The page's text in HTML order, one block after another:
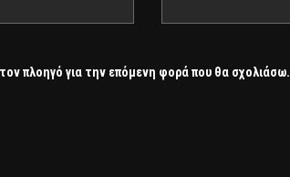
πλοηγό για την επόμενη φορά που θα σχολιάσω.